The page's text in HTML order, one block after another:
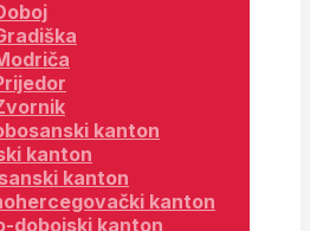
kanton
kanton
kanton
kanton
dobojski kanton